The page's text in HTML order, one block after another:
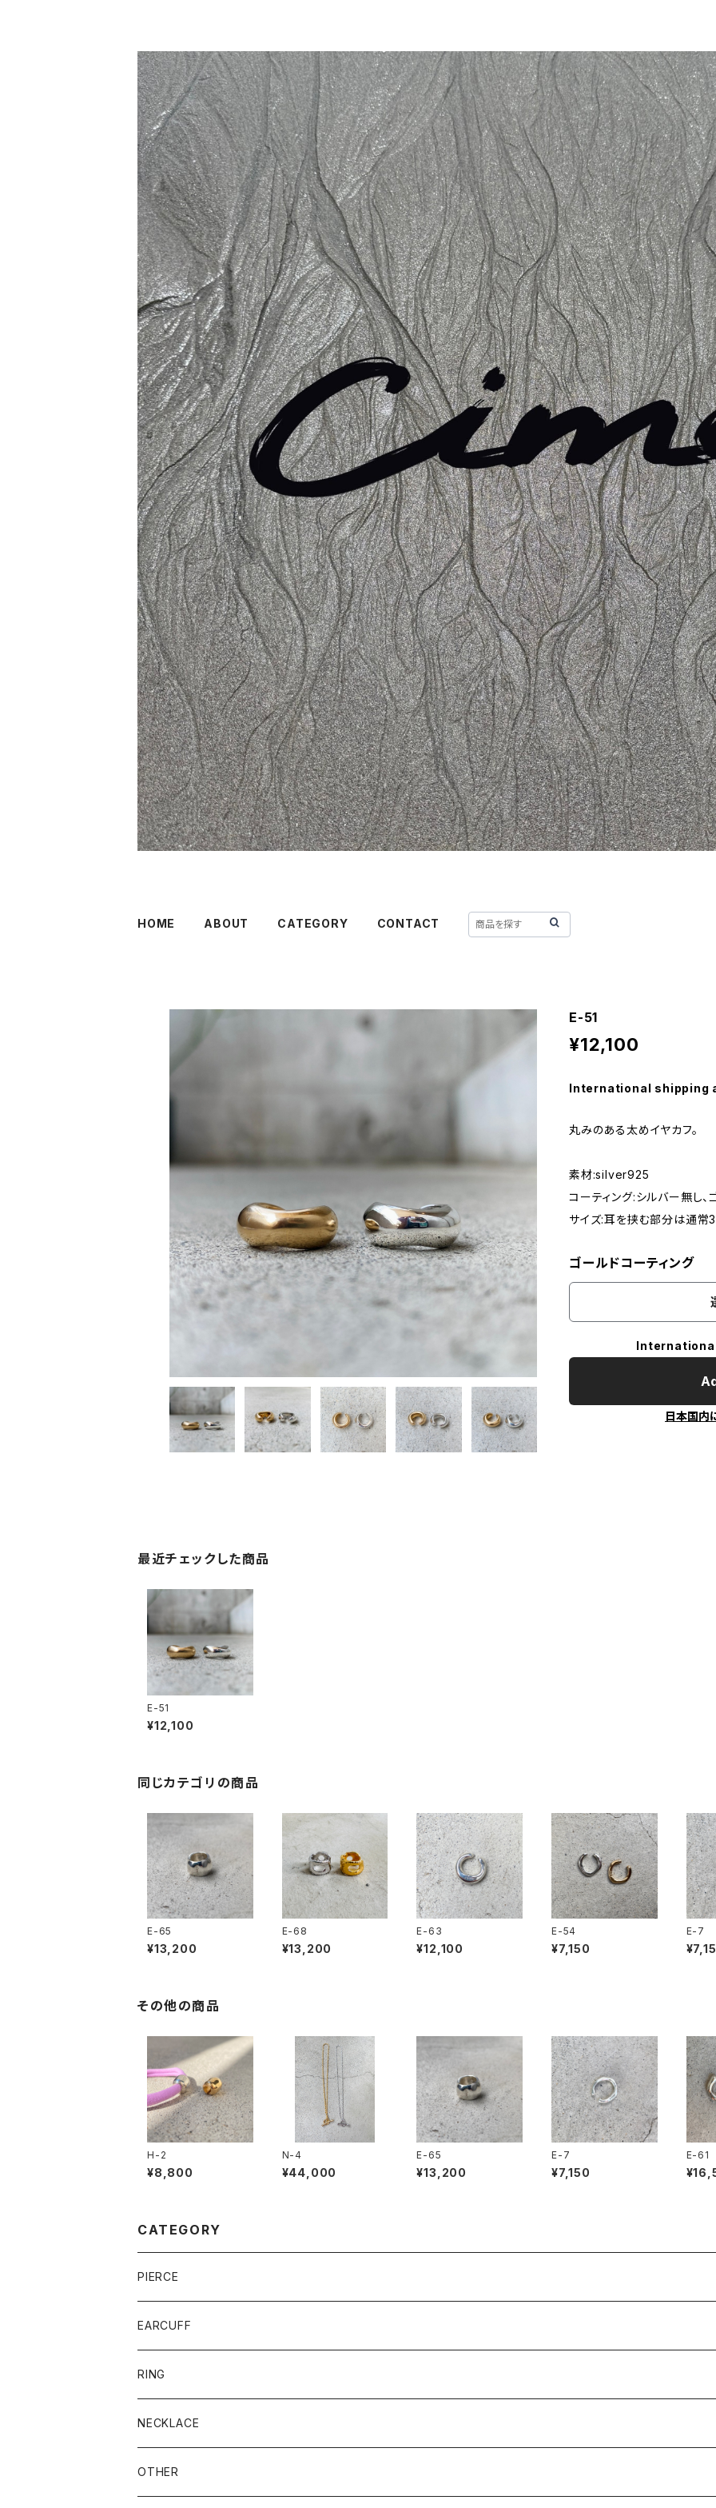
HOME ABOUT CATEGORY CONTACT
E-51
¥12,100
International shipping
丸みのある太めイヤカフ。
素材:silver925
コーティング:シルバー無し、
サイズ:耳を挟む部分は通常3
ゴールドコーティング
日本国内
最近チェックした商品
E-51
¥12,100
同じカテゴリの商品
E-65
¥13,200
E-68
¥13,200
E-63
¥12,100
E-54
¥7,150
E-7
その他の商品
H-2
¥8,800
N-4
¥44,000
E-65
¥13,200
E-7
¥7,150
E-61
CATEGORY
PIERCE
EARCUFF
RING
NECKLACE
OTHER